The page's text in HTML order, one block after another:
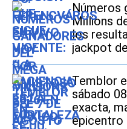
Números
Millions
los
jackpot
Temblor
sábado
exacta,
epicentro